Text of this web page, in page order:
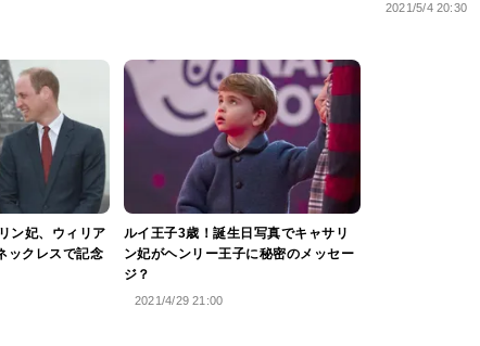
2021/5/4 20:30
ン妃、ウィリア
ックレスで記念
ルイ王子3歳！誕生日写真でキャサリ
ン妃がヘンリー王子に秘密のメッセー
ジ？
2021/4/29 21:00